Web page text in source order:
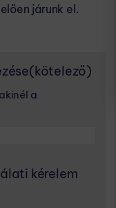
járunk el.
(kötelező)
a
kérelem